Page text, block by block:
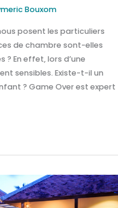
Bouxom
posent les particuliers
de chambre sont-elles
En effet, lors d’une
sensibles. Existe-t-il un
? Game Over est expert